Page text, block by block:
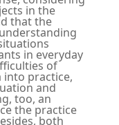
in the
that the
in everyday
of
practice,
and
too, an
the practice
both